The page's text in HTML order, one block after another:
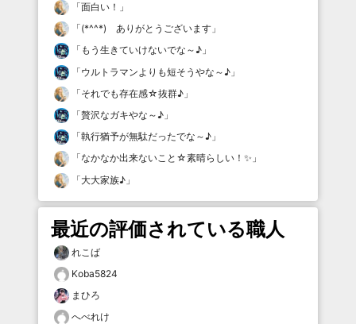
「面白い！ 」
「(*^^*) ありがとうございます 」
「 もう生きていけないでな～♪ 」
「ウルトラマンよりも短そうやな～♪ 」
「それでも存在感☆抜群♪ 」
「贅沢なガキやな～♪ 」
「執行猶予が無駄だったでな～♪ 」
「なかなか出来ないこと☆素晴らしい！✨ 」
「大大家族♪ 」
最近の評価されている職人
れこば
Koba5824
まひろ
へべれけ